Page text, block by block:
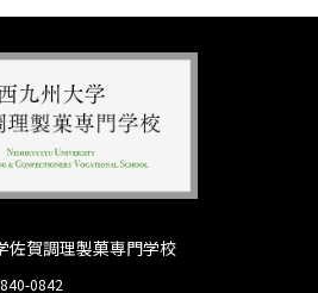
佐賀調理製菓専門学校
0842